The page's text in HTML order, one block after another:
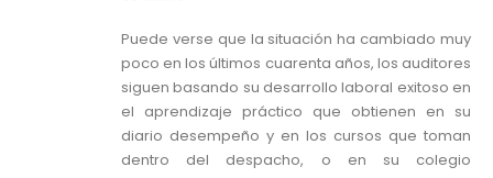
Puede verse que la situación ha cambiado muy
poco en los últimos cuarenta años, los auditores
siguen basando su desarrollo laboral exitoso en
el aprendizaje práctico que obtienen en su
diario desempeño y en los cursos que toman
dentro del despacho, o en su colegio